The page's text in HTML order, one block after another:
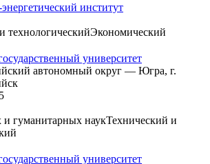
институт
технологическийЭкономический
университет
автономный округ — Югра, г.
и гуманитарных наукТехнический и
университет